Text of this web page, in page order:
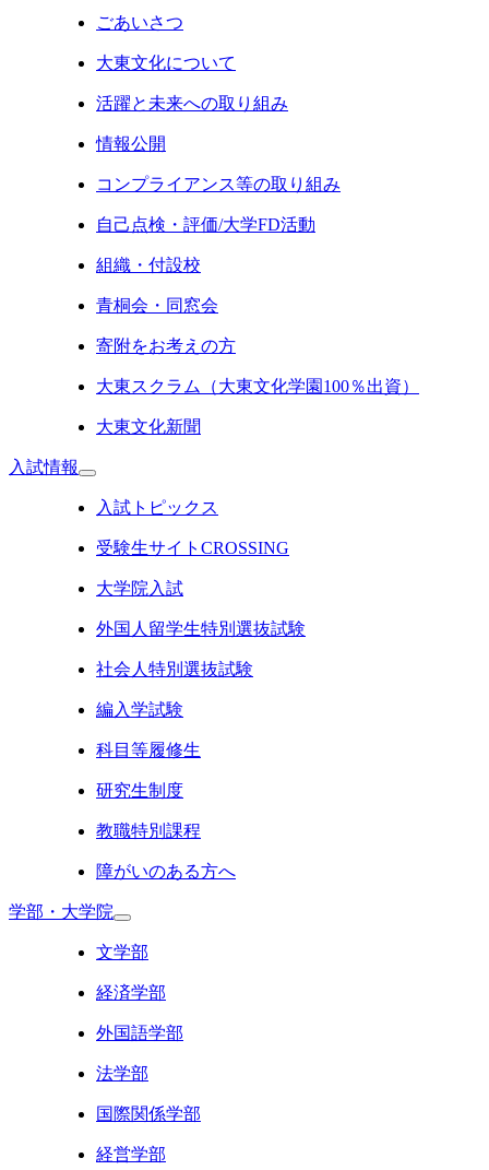
ごあいさつ
大東文化について
活躍と未来への取り組み
情報公開
コンプライアンス等の取り組み
自己点検・評価/大学FD活動
組織・付設校
青桐会・同窓会
寄附をお考えの方
大東スクラム（大東文化学園100％出資）
大東文化新聞
入試情報
入試トピックス
受験生サイトCROSSING
大学院入試
外国人留学生特別選抜試験
社会人特別選抜試験
編入学試験
科目等履修生
研究生制度
教職特別課程
障がいのある方へ
学部・大学院
文学部
経済学部
外国語学部
法学部
国際関係学部
経営学部